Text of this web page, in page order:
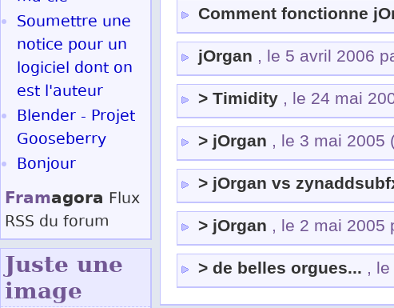
Comment fonctionne
jOrgan , le 5 avril 2006
> Timidity , le 24 mai
> jOrgan , le 3 mai 2005
> jOrgan vs
> jOrgan , le 2 mai 2005
> de belles orgues... ,
Soumettre une
notice pour un
logiciel dont on
est l'auteur
Blender - Projet
Gooseberry
Bonjour
Framagora Flux
RSS du forum
Juste une
image